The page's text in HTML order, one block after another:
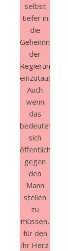
selbst
tiefer in
die
Geheimnisse
der
Regierung
einzutauchen.
Auch
wenn
das
bedeutet,
sich
öffentlich
gegen
den
Mann
stellen
zu
müssen,
für den
ihr Herz